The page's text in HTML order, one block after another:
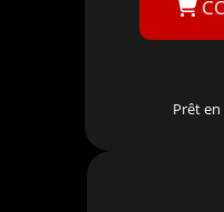
Prêt